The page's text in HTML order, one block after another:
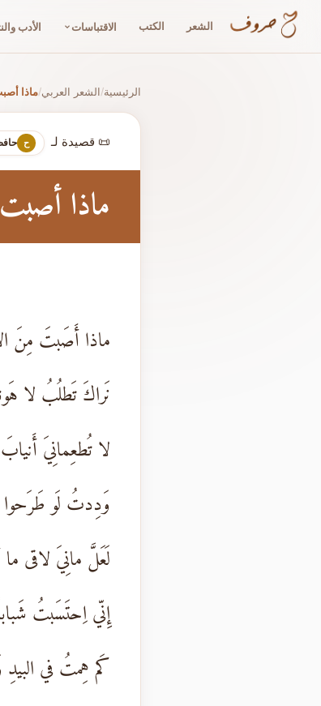
الشعر الكتب الاقتباسات الأدب
الرئيسية/الشعر العربي/ماذا
📜 قصيدة لـ ح
ماذا
ماذا أَصَبتَ مِنَ
نَراكَ تَطلُبُ لا
لا تُطعِمانِيَ
وَدِدتُ لَو طَرَحوا
لَعَلَّ مانِيَ لاقى ما
إِنّي اِحتَسَبتُ
كَم هِمتُ في البيدِ